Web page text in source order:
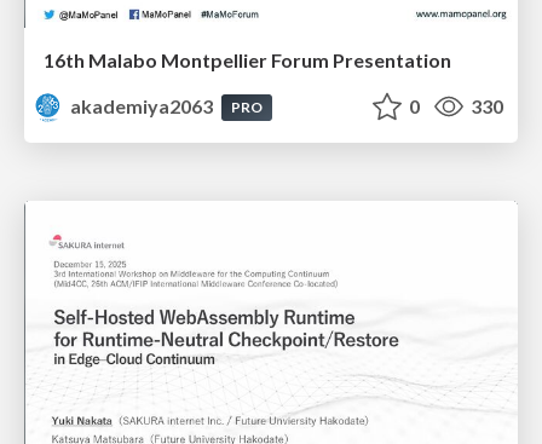
16th Malabo Montpellier Forum Presentation
akademiya2063
PRO 0 330